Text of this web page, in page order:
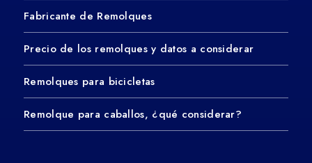
Fabricante de Remolques
Precio de los remolques y datos a considerar
Remolques para bicicletas
Remolque para caballos, ¿qué considerar?